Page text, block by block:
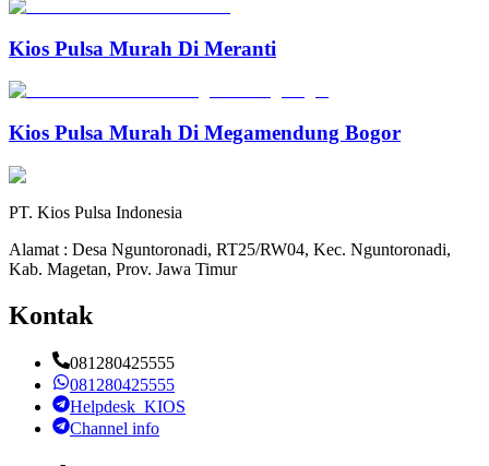
Kios Pulsa Murah Di Meranti
Kios Pulsa Murah Di Megamendung Bogor
PT. Kios Pulsa Indonesia
Alamat : Desa Nguntoronadi, RT25/RW04, Kec. Nguntoronadi,
Kab. Magetan, Prov. Jawa Timur
Kontak
081280425555
081280425555
Helpdesk_KIOS
Channel info